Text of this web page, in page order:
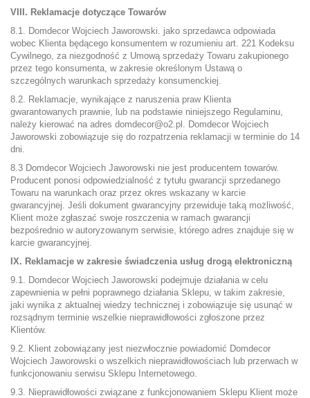
VIII. Reklamacje dotyczące Towarów
8.1. Domdecor Wojciech Jaworowski. jako sprzedawca odpowiada
wobec Klienta będącego konsumentem w rozumieniu art. 221 Kodeksu
Cywilnego, za niezgodność z Umową sprzedaży Towaru zakupionego
przez tego konsumenta, w zakresie określonym Ustawą o
szczególnych warunkach sprzedaży konsumenckiej.
8.2. Reklamacje, wynikające z naruszenia praw Klienta
gwarantowanych prawnie, lub na podstawie niniejszego Regulaminu,
należy kierować na adres domdecor@o2.pl . Domdecor Wojciech
Jaworowski zobowiązuje się do rozpatrzenia reklamacji w terminie do 14
dni.
8.3 Domdecor Wojciech Jaworowski nie jest producentem towarów.
Producent ponosi odpowiedzialność z tytułu gwarancji sprzedanego
Towaru na warunkach oraz przez okres wskazany w karcie
gwarancyjnej. Jeśli dokument gwarancyjny przewiduje taką możliwość,
Klient może zgłaszać swoje roszczenia w ramach gwarancji
bezpośrednio w autoryzowanym serwisie, którego adres znajduje się w
karcie gwarancyjnej.
IX. Reklamacje w zakresie świadczenia usług drogą elektroniczną
9.1. Domdecor Wojciech Jaworowski podejmuje działania w celu
zapewnienia w pełni poprawnego działania Sklepu, w takim zakresie,
jaki wynika z aktualnej wiedzy technicznej i zobowiązuje się usunąć w
rozsądnym terminie wszelkie nieprawidłowości zgłoszone przez
Klientów.
9.2. Klient zobowiązany jest niezwłocznie powiadomić Domdecor
Wojciech Jaworowski o wszelkich nieprawidłowościach lub przerwach w
funkcjonowaniu serwisu Sklepu Internetowego.
9.3. Nieprawidłowości związane z funkcjonowaniem Sklepu Klient może